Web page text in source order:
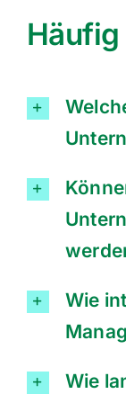
Wie
Wie